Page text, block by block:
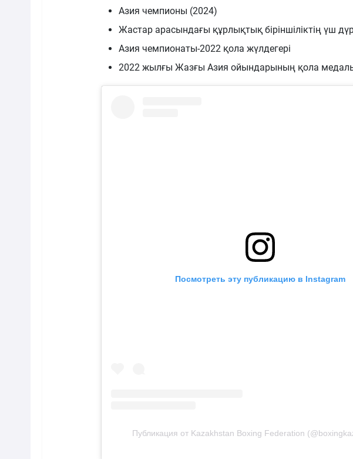
Азия чемпионы (2024)
Жастар арасындағы құрлықтық біріншіліктің үш
Азия чемпионаты-2022 қола жүлдегері
2022 жылғы Жазғы Азия ойындарының қола медаль
Посмотреть эту публикацию в Instagram
Публикация от Kazakhstan Boxing Federation